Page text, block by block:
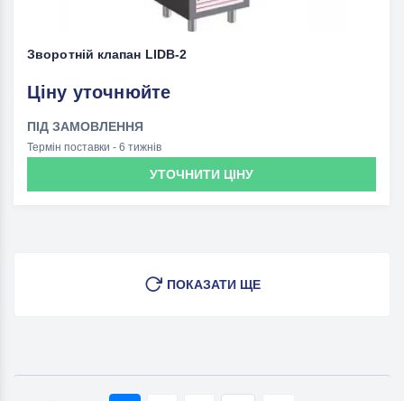
Зворотній клапан LIDВ-2
Ціну уточнюйте
ПІД ЗАМОВЛЕННЯ
Термін поставки - 6 тижнів
УТОЧНИТИ ЦІНУ
ПОКАЗАТИ ЩЕ